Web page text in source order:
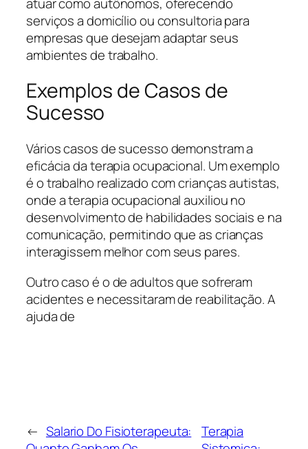
serviços a domicílio ou consultoria para
empresas que desejam adaptar seus
ambientes de trabalho.
Exemplos de Casos de
Sucesso
Vários casos de sucesso demonstram a
eficácia da terapia ocupacional. Um exemplo
é o trabalho realizado com crianças autistas,
onde a terapia ocupacional auxiliou no
desenvolvimento de habilidades sociais e na
comunicação, permitindo que as crianças
interagissem melhor com seus pares.
Outro caso é o de adultos que sofreram
acidentes e necessitaram de reabilitação. A
ajuda de
← Salario Do Fisioterapeuta:
Terapia